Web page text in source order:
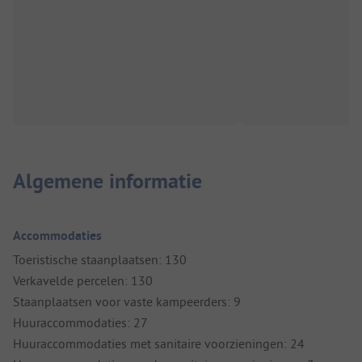
Algemene informatie
Accommodaties
Toeristische staanplaatsen: 130
Verkavelde percelen: 130
Staanplaatsen voor vaste kampeerders: 9
Huuraccommodaties: 27
Huuraccommodaties met sanitaire voorzieningen: 24